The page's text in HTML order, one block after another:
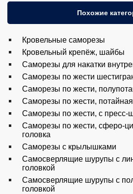
Похожие
Кровельные саморезы
Кровельный крепёж, шайбы
Саморезы для накатки
Саморезы по жести
Саморезы по жести,
Саморезы по жести, потайная
Саморезы по жести, с пресс-
Саморезы по жести, сферо-
головка
Саморезы с крылышками
Самосверлящие шурупы с
головкой
Самосверлящие шурупы с
головкой